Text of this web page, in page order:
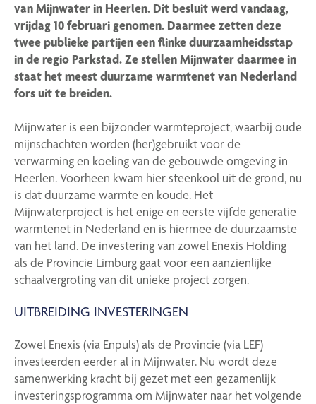
van Mijnwater in Heerlen. Dit besluit werd vandaag,
vrijdag 10 februari genomen. Daarmee zetten deze
twee publieke partijen een flinke duurzaamheidsstap
in de regio Parkstad. Ze stellen Mijnwater daarmee in
staat het meest duurzame warmtenet van Nederland
fors uit te breiden.
Mijnwater is een bijzonder warmteproject, waarbij oude
mijnschachten worden (her)gebruikt voor de
verwarming en koeling van de gebouwde omgeving in
Heerlen. Voorheen kwam hier steenkool uit de grond, nu
is dat duurzame warmte en koude. Het
Mijnwaterproject is het enige en eerste vijfde generatie
warmtenet in Nederland en is hiermee de duurzaamste
van het land. De investering van zowel Enexis Holding
als de Provincie Limburg gaat voor een aanzienlijke
schaalvergroting van dit unieke project zorgen.
UITBREIDING INVESTERINGEN
Zowel Enexis (via Enpuls) als de Provincie (via LEF)
investeerden eerder al in Mijnwater. Nu wordt deze
samenwerking kracht bij gezet met een gezamenlijk
investeringsprogramma om Mijnwater naar het volgende